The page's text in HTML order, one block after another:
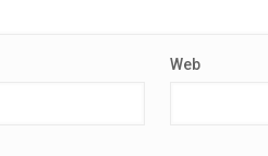
Web